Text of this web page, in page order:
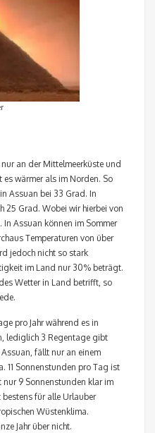
an der Mittelmeerküste und
es wärmer als im Norden. So
Assuan bei 33 Grad. In
Grad. Wobei wir hierbei von
Assuan können im Sommer
Temperaturen von über
jedoch nicht so stark
im Land nur 30% beträgt.
Wetter in Land betrifft, so
pro Jahr während es in
lediglich 3 Regentage gibt
fällt nur an einem
11 Sonnenstunden pro Tag ist
9 Sonnenstunden klar im
für alle Urlauber
Wüstenklima.
Jahr über nicht.